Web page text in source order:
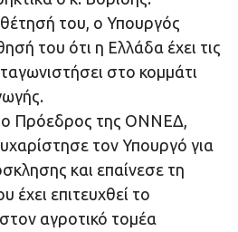
του, ο Υπουργός
του ότι η Ελλάδα έχει τις
στο κομμάτι
ο Πρόεδρος της ΟΝΝΕΔ,
τον Υπουργό για
και επαίνεσε τη
έχει επιτευχθεί το
αγροτικό τομέα